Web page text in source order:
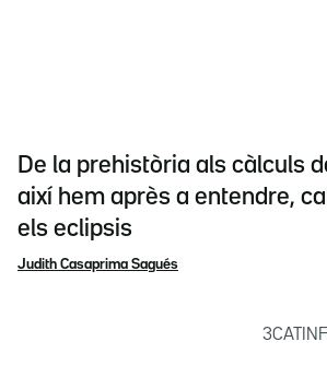
De la prehistòria als càlculs
així hem après a entendre,
els eclipsis
Judith Casaprima Sagués